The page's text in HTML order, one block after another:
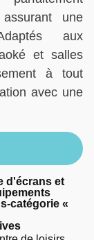
une
aux
et salles
à tout
avec une
d'écrans et
catégorie «